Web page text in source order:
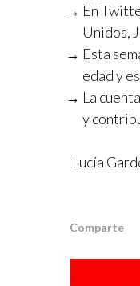
En
Unidos,
Esta
edad y
La
y
Lucía
Comparte